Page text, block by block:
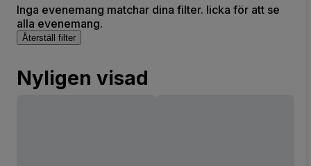
Inga evenemang matchar dina filter. licka för att se
alla evenemang.
Återställ filter
Nyligen visad